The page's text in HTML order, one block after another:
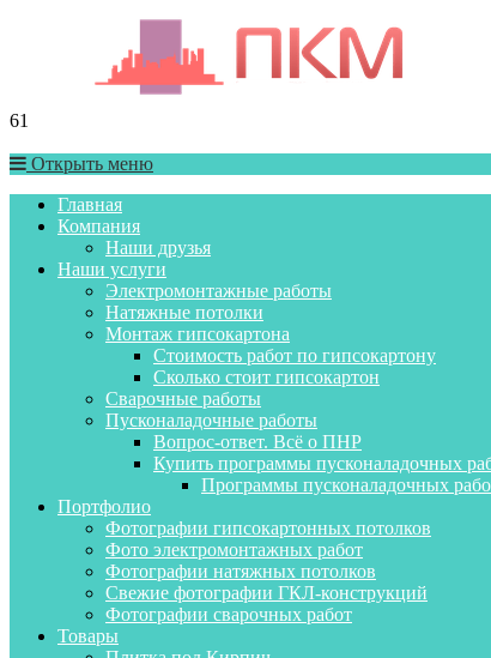
61
Открыть меню
Главная
Компания
Наши друзья
Наши услуги
Электромонтажные работы
Натяжные потолки
Монтаж гипсокартона
Стоимость работ по гипсокартону
Сколько стоит гипсокартон
Сварочные работы
Пусконаладочные работы
Вопрос-ответ. Всё о ПНР
Купить программы пусконаладочных
Программы пусконаладочных
Портфолио
Фотографии гипсокартонных потолков
Фото электромонтажных работ
Фотографии натяжных потолков
Свежие фотографии ГКЛ-конструкций
Фотографии сварочных работ
Товары